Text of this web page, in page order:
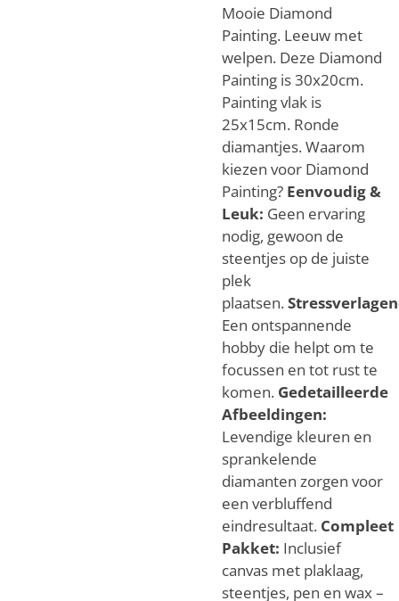
Mooie Diamond
Painting. Leeuw met
welpen. Deze Diamond
Painting is 30x20cm.
Painting vlak is
25x15cm. Ronde
diamantjes. Waarom
kiezen voor Diamond
Painting? Eenvoudig &
Leuk: Geen ervaring
nodig, gewoon de
steentjes op de juiste
plek
plaatsen.
Een ontspannende
hobby die helpt om te
focussen en tot rust te
komen. Gedetailleerde
Afbeeldingen:
Levendige kleuren en
sprankelende
diamanten zorgen voor
een verbluffend
eindresultaat. Compleet
Pakket: Inclusief
canvas met plaklaag,
steentjes, pen en wax –